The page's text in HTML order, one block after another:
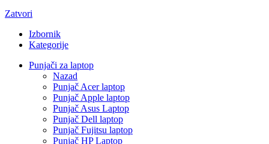
Zatvori
Izbornik
Kategorije
Punjači za laptop
Nazad
Punjač Acer laptop
Punjač Apple laptop
Punjač Asus Laptop
Punjač Dell laptop
Punjač Fujitsu laptop
Punjač HP Laptop